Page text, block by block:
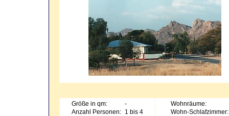
Größe in qm:
-
Anzahl Personen:
1 bis 4
Wohnräume:
Wohn-Schlafzimmer: